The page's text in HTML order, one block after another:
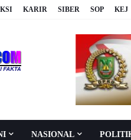
KARIR SIBER SOP KEJ
NASIONAL